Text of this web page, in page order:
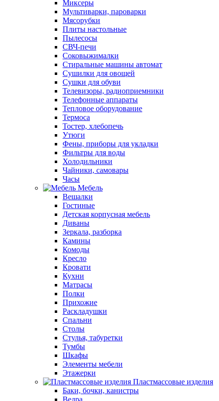
Миксеры
Мультиварки, пароварки
Мясорубки
Плиты настольные
Пылесосы
СВЧ-печи
Соковыжималки
Стиральные машины автомат
Сушилки для овощей
Сушки для обуви
Телевизоры, радиоприемники
Телефонные аппараты
Тепловое оборудование
Термоса
Тостер, хлебопечь
Утюги
Фены, приборы для укладки
Фильтры для воды
Холодильники
Чайники, самовары
Часы
Мебель
Вешалки
Гостиные
Детская корпусная мебель
Диваны
Зеркала, разборка
Камины
Комоды
Кресло
Кровати
Кухни
Матрасы
Полки
Прихожие
Раскладушки
Спальни
Столы
Стулья, табуретки
Тумбы
Шкафы
Элементы мебели
Этажерки
Пластмассовые изделия
Баки, бочки, канистры
Ведра